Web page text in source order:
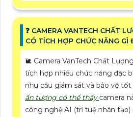
️❓ CAMERA VANTECH CHẤT
CÓ TÍCH HỢP CHỨC NĂNG GÌ
🐌 Camera VanTech Chất
tích hợp nhiều chức năng đặc
nhu cầu giám sát và bảo vệ tốt
ấn tượng có thể thấycamera
công nghệ AI (trí tuệ nhân tạo)